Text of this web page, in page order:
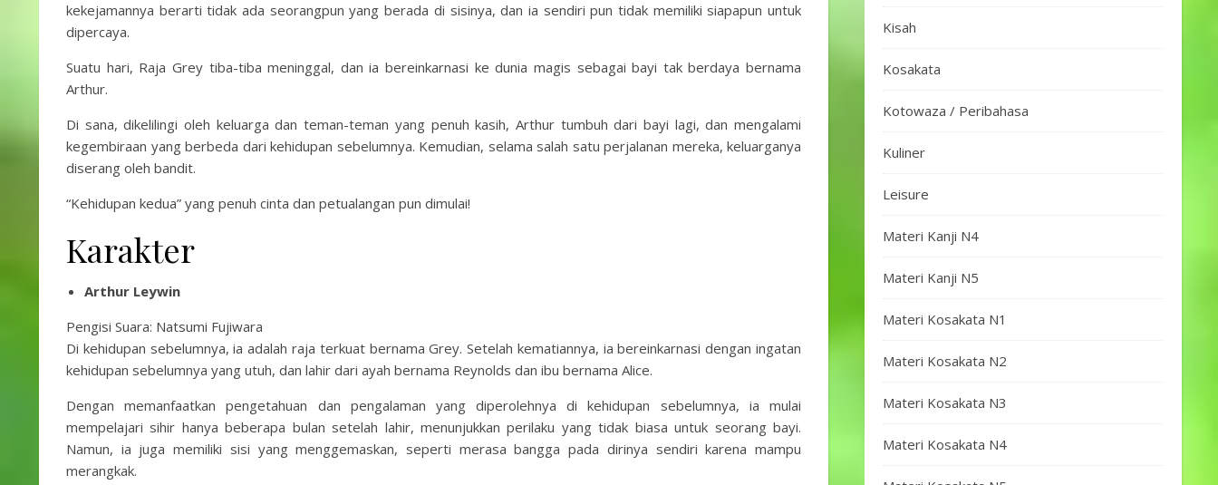
kekejamannya berarti tidak ada seorangpun yang berada di sisinya, dan ia sendiri pun tidak memiliki siapapun untuk
dipercaya.
Suatu hari, Raja Grey tiba-tiba meninggal, dan ia bereinkarnasi ke dunia magis sebagai bayi tak berdaya bernama
Arthur.
Di sana, dikelilingi oleh keluarga dan teman-teman yang penuh kasih, Arthur tumbuh dari bayi lagi, dan mengalami
kegembiraan yang berbeda dari kehidupan sebelumnya. Kemudian, selama salah satu perjalanan mereka, keluarganya
diserang oleh bandit.
“Kehidupan kedua” yang penuh cinta dan petualangan pun dimulai!
Karakter
Arthur Leywin
Pengisi Suara: Natsumi Fujiwara
Di kehidupan sebelumnya, ia adalah raja terkuat bernama Grey. Setelah kematiannya, ia bereinkarnasi dengan ingatan
kehidupan sebelumnya yang utuh, dan lahir dari ayah bernama Reynolds dan ibu bernama Alice.
Dengan memanfaatkan pengetahuan dan pengalaman yang diperolehnya di kehidupan sebelumnya, ia mulai
mempelajari sihir hanya beberapa bulan setelah lahir, menunjukkan perilaku yang tidak biasa untuk seorang bayi.
Namun, ia juga memiliki sisi yang menggemaskan, seperti merasa bangga pada dirinya sendiri karena mampu
merangkak.
Kisah
Kosakata
Kotowaza / Peribahasa
Kuliner
Leisure
Materi Kanji N4
Materi Kanji N5
Materi Kosakata N1
Materi Kosakata N2
Materi Kosakata N3
Materi Kosakata N4